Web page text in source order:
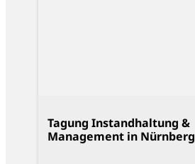
Tagung Instandhaltung &
Management in Nürnberg